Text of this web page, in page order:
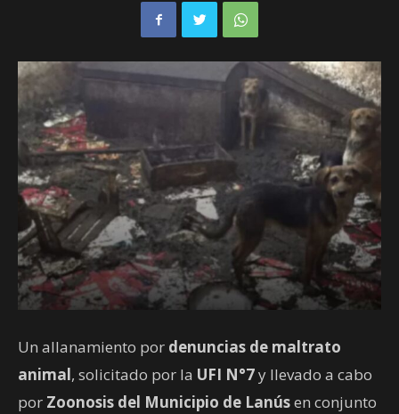
Un allanamiento por denuncias de maltrato
animal, solicitado por la UFI N°7y llevado a cabo
por Zoonosis del Municipio de Lanúsen conjunto